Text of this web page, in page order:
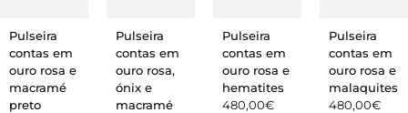
Pulseira
contas em
ouro rosa e
macramé
preto
Pulseira
contas em
ouro rosa,
ónix e
macramé
Pulseira
contas em
ouro rosa e
hematites
480,00€
Pulseira
contas em
ouro rosa e
malaquites
480,00€